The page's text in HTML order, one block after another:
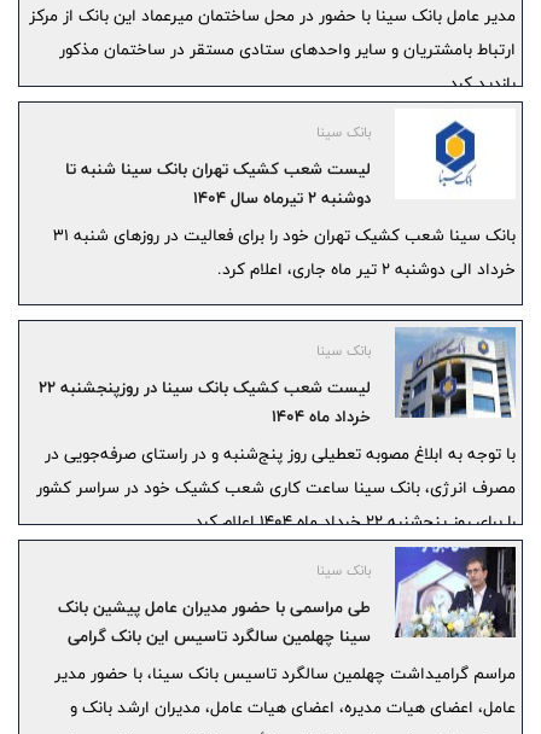
مدیر عامل بانک سینا با حضور در محل ساختمان میرعماد این بانک از مرکز
ارتباط بامشتریان و سایر واحد‌های ستادی مستقر در ساختمان مذکور
بازدید کرد.
بانک سینا
لیست شعب کشیک تهران بانک سینا شنبه تا
دوشنبه 2 تیرماه سال 1404
بانک سینا شعب کشیک تهران خود را برای فعالیت در روزهای شنبه 31
خرداد الی دوشنبه 2 تیر ماه جاری، اعلام کرد.
بانک سینا
لیست شعب کشیک بانک سینا در روزپنجشنبه 22
خرداد ماه 1404
با توجه به ابلاغ مصوبه تعطیلی روز پنج‌شنبه و در راستای صرفه‌جویی در
مصرف انرژی، بانک سینا ساعت کاری شعب کشیک خود در سراسر کشور
را برای روز پنج‌شنبه 22 خرداد ماه 1404 اعلام کرد.
بانک سینا
طی مراسمی با حضور مدیران عامل پیشین بانک
سینا چهلمین سالگرد تاسیس این بانک گرامی
داشته شد
مراسم گرامیداشت چهلمین سالگرد تاسیس بانک سینا، با حضور مدیر
عامل، اعضای هیات مدیره، اعضای هیات عامل، مدیران ارشد بانک و